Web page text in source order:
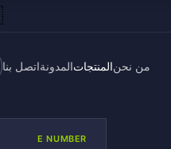
من نحنالمنتجاتالمدونةاتصل بنا
E NUMBER